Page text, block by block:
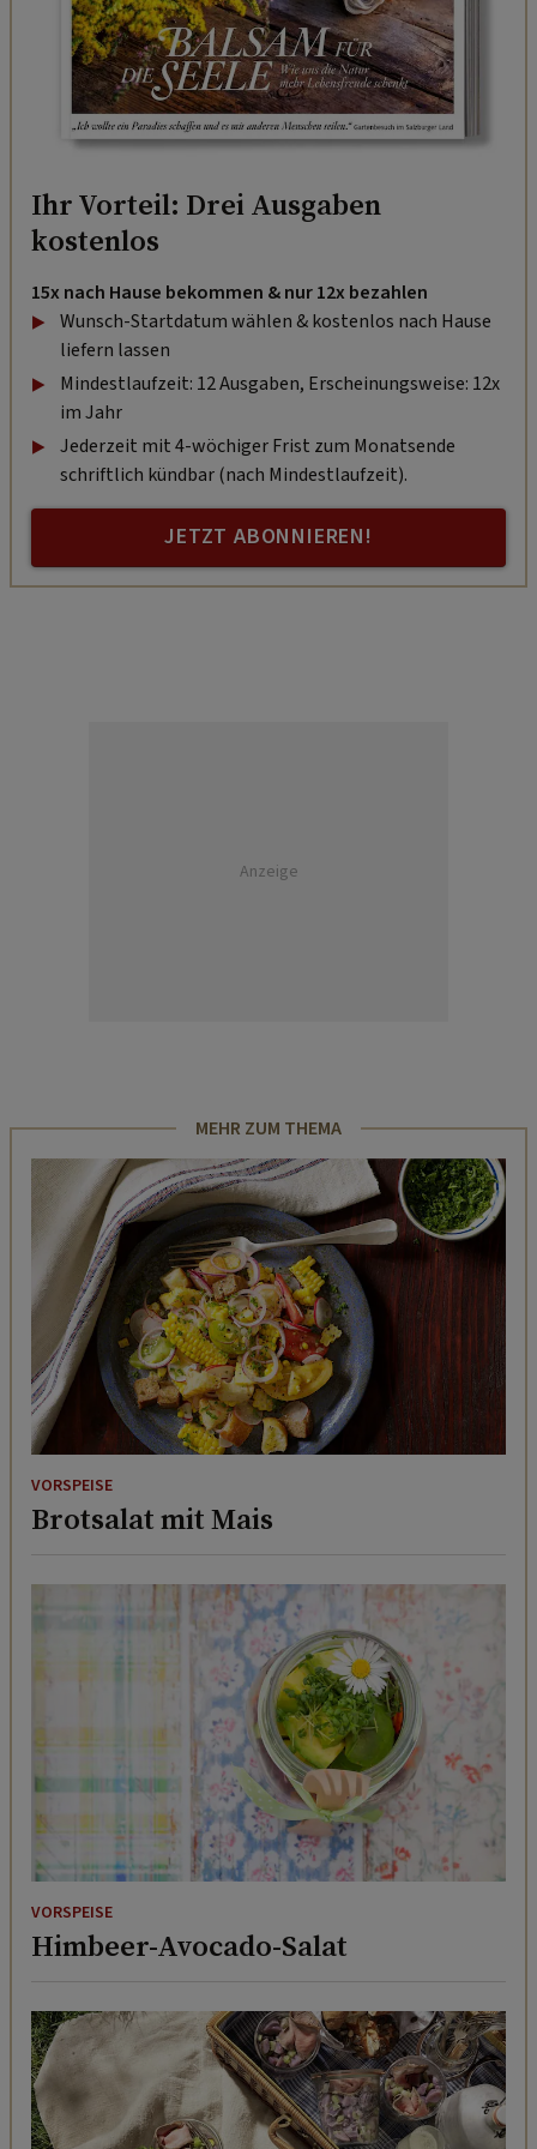
Ihr Vorteil: Drei Ausgaben
kostenlos
15x nach Hause bekommen & nur 12x bezahlen
Wunsch-Startdatum wählen & kostenlos nach Hause
liefern lassen
Mindestlaufzeit: 12 Ausgaben, Erscheinungsweise: 12x
im Jahr
Jederzeit mit 4-wöchiger Frist zum Monatsende
schriftlich kündbar (nach Mindestlaufzeit).
JETZT ABONNIEREN!
Anzeige
MEHR ZUM THEMA
VORSPEISE
Brotsalat mit Mais
VORSPEISE
Himbeer-Avocado-Salat